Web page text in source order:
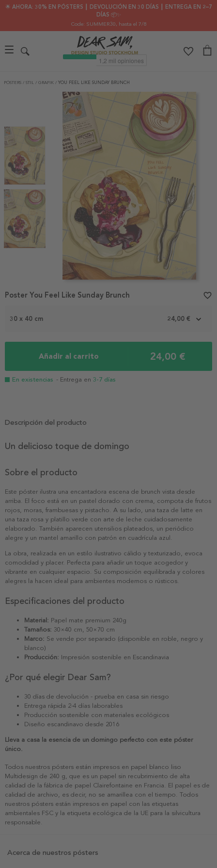
🌟 AHORA: 30% EN PÓSTERS ┃ DEVOLUCIÓN EN 30 DÍAS ┃ ENTREGA EN 2–7
DÍAS 📦✨
Code: SUMMER30, hasta el 7/8
PÓSTERS / STIL / GRAFIK / YOU FEEL LIKE SUNDAY BRUNCH
1
30 x 40 cm 24,00 €
Añadir al carrito 24,00 €
En existencias - Entrega en 3-7 días
Poster You Feel Like Sunday Brunch favorite_border
Descripción del producto
Un delicioso toque de domingo
Sobre el producto
Este póster ilustra una encantadora escena de brunch vista desde
arriba. El foco está en un pastel dorado con crema, compota de frutos
rojos, moras, frambuesas y pistacho. A su lado, una taza de latte en
una taza rosa y platillo verde con arte de leche cuidadosamente
elaborado. También aparecen utensilios plateados, un periódico
alegre y un mantel amarillo con patrón en cuadrícula azul.
La obra, realizada en un estilo ilustrativo cálido y texturizado, evoca
comodidad y placer. Perfecta para añadir un toque acogedor y
vibrante en cualquier espacio. Su composición equilibrada y colores
alegres la hacen ideal para ambientes modernos o rústicos.
Especificaciones del producto
Material: Papel mate premium 240g
Tamaños: 30×40 cm, 50×70 cm
Marco: Se vende por separado (disponible en roble, negro y
blanco)
Producción: Impresión sostenible en Escandinavia
¿Por qué elegir Dear Sam?
30 días de devolución - prueba en casa sin riesgo
Entrega rápida 2-4 días laborables
Producción sostenible con materiales ecológicos
Diseño escandinavo desde 2016
Lleva a casa la esencia de un domingo perfecto con este póster
único.
Todos nuestros pósters están impresos en papel blanco liso
Multidesign de 240 g, que es un papel sin recubrimiento de alta
calidad de la fábrica de papel Clairefontaine en Francia. El papel es de
calidad de archivo, es decir, no se amarillea con el tiempo. Todos
nuestros pósters están impresos en papel con las etiquetas
ambientales FSC y la etiqueta ecológica de la UE para la silvicultura
responsable.
Acerca de nuestros pósters